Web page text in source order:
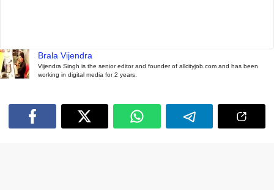
Brala Vijendra
Vijendra Singh is the senior editor and founder of allcityjob.com and has been
working in digital media for 2 years.